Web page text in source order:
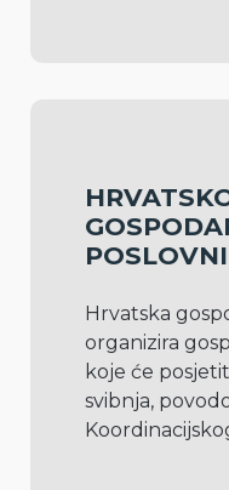
Hrvatska
organizira
koje će
svibnja,